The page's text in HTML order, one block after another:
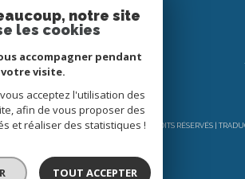
Espace
connecter
© 2026 | TOUS DROITS RÉSERVÉS |
notre site
les cookies
accompagner pendant
votre visite.
acceptez l'utilisation des
afin de vous proposer des
et réaliser des statistiques !
TOUT ACCEPTER